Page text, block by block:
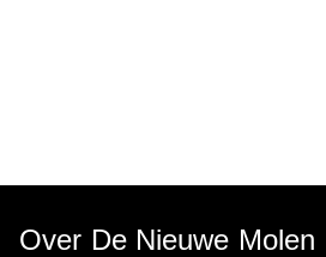
Over De Nieuwe Molen